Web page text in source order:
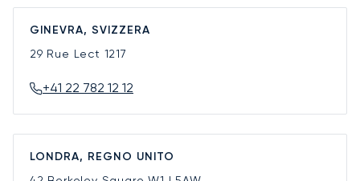
GINEVRA, SVIZZERA
29 Rue Lect 1217
+41 22 782 12 12
LONDRA, REGNO UNITO